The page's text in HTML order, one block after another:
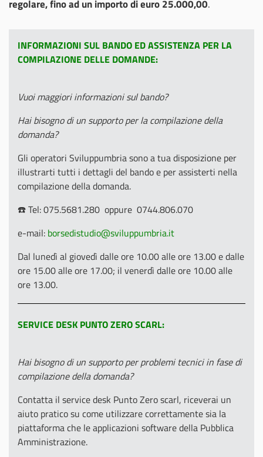
regolare, fino ad un importo di euro 25.000,00.
INFORMAZIONI SUL BANDO ED ASSISTENZA PER LA
COMPILAZIONE DELLE DOMANDE:
Vuoi maggiori informazioni sul bando?
Hai bisogno di un supporto per la compilazione della
domanda?
Gli operatori Sviluppumbria sono a tua disposizione per
illustrarti tutti i dettagli del bando e per assisterti nella
compilazione della domanda.
☎️ Tel: 075.5681.280 oppure 0744.806.070
e-mail: borsedistudio@sviluppumbria.it
Dal lunedì al giovedì dalle ore 10.00 alle ore 13.00 e dalle
ore 15.00 alle ore 17.00; il venerdì dalle ore 10.00 alle
ore 13.00.
SERVICE DESK PUNTO ZERO SCARL:
Hai bisogno di un supporto per problemi tecnici in fase di
compilazione della domanda?
Contatta il service desk Punto Zero scarl, riceverai un
aiuto pratico su come utilizzare correttamente sia la
piattaforma che le applicazioni software della Pubblica
Amministrazione.